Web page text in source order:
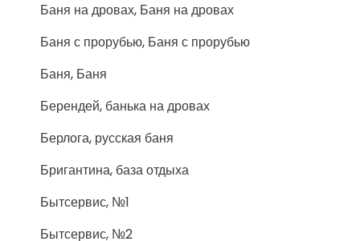
Баня на дровах, Баня на дровах
Баня с прорубью, Баня с прорубью
Баня, Баня
Берендей, банька на дровах
Берлога, русская баня
Бригантина, база отдыха
Бытсервис, №1
Бытсервис, №2